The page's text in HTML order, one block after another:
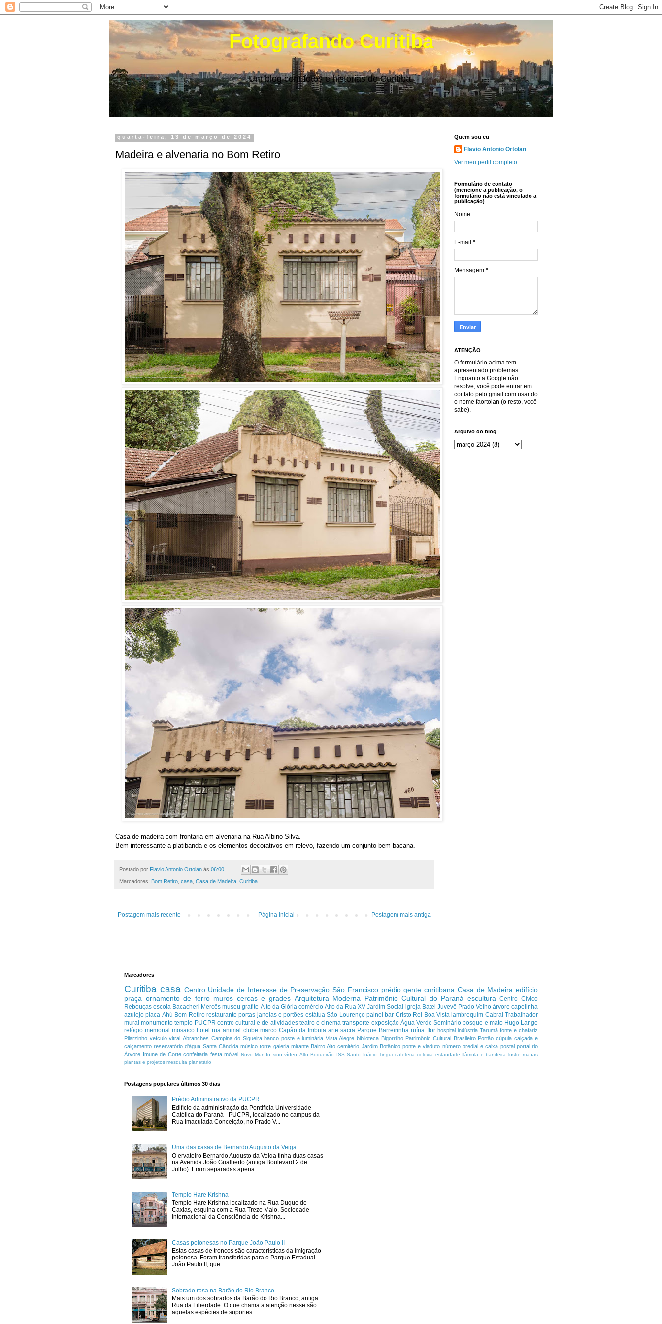
Fotografando Curitiba
Um blog com fotos e histórias de Curitiba.
quarta-feira, 13 de março de 2024
Madeira e alvenaria no Bom Retiro
Casa de madeira com frontaria em alvenaria na Rua Albino Silva.
Bem interessante a platibanda e os elementos decorativos em relevo, fazendo um conjunto bem bacana.
Postado por Flavio Antonio Ortolan às 06:00
Marcadores: Bom Retiro casa Casa de Madeira Curitiba
Postagem mais recente Postagem mais antiga
Página inicial
Quem sou eu
Flavio Antonio Ortolan
Ver meu perfil completo
Formulário de contato
(mencione a publicação, o
formulário não está vinculado a
publicação)
Nome
E-mail *
Mensagem *
ATENÇÃO
O formulário acima tem
apresentado problemas.
Enquanto a Google não
resolve, você pode entrar em
contato pelo gmail.com usando
o nome faortolan (o resto, você
sabe).
Arquivo do blog
Marcadores
Curitiba casa Centro Unidade de Interesse de Preservação São Francisco prédio gente curitibana Casa de Madeira edifício
praça ornamento de ferro muros cercas e grades Arquitetura Moderna Patrimônio Cultural do Paraná escultura
Centro Cívico
Rebouças escola Bacacheri Mercês museu grafite Alto da Glória comércio Alto da Rua XV Jardim Social igreja Batel Juvevê Prado Velho árvore capelinha
azulejo placa Ahú Bom Retiro restaurante portas janelas e portões estátua São Lourenço painel bar Cristo Rei Boa Vista lambrequim Cabral Trabalhador
mural monumento templo PUCPR centro cultural e de atividades teatro e cinema transporte exposição Água Verde Seminário bosque e mato Hugo Lange
relógio memorial mosaico hotel rua animal clube marco Capão da Imbuia arte sacra Parque Barreirinha ruína flor hospital indústria Tarumã fonte e chafariz
Pilarzinho veículo vitral Abranches Campina do Siqueira banco poste e luminária Vista Alegre biblioteca Bigorrilho Patrimônio Cultural Brasileiro Portão cúpula calçada e
calçamento reservatório d'água Santa Cândida músico torre galeria mirante Bairro Alto cemitério Jardim Botânico ponte e viaduto número predial e caixa postal portal rio
Árvore Imune de Corte confeitaria festa móvel Novo Mundo sino vídeo Alto Boqueirão ISS Santo Inácio Tingui cafeteria ciclovia estandarte flâmula e bandeira lustre mapas
plantas e projetos mesquita planetário
Postagens populares últimos 30 dias
Prédio Administrativo da PUCPR
Edifício da administração da Pontifícia Universidade
Católica do Paraná - PUCPR, localizado no campus da
Rua Imaculada Conceição, no Prado V...
Uma das casas de Bernardo Augusto da Veiga
O ervateiro Bernardo Augusto da Veiga tinha duas casas
na Avenida João Gualberto (antiga Boulevard 2 de
Julho). Eram separadas apena...
Templo Hare Krishna
Templo Hare Krishna localizado na Rua Duque de
Caxias, esquina com a Rua Treze Maio. Sociedade
Internacional da Consciência de Krishna...
Casas polonesas no Parque João Paulo II
Estas casas de troncos são características da imigração
polonesa. Foram transferidas para o Parque Estadual
João Paulo II, que...
Sobrado rosa na Barão do Rio Branco
Mais um dos sobrados da Barão do Rio Branco, antiga
Rua da Liberdade. O que chama a atenção nesse são
aquelas espécies de suportes...